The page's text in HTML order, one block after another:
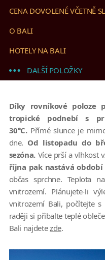
CENA DOVOLENÉ VČETNĚ
O BALI
HOTELY NA BALI
DALŠÍ POLOŽKY
Díky rovníkové poloze
tropické podnebí s
30°C.Přímé slunce je
dne. Od listopadu do
sezóna. Více prší a vlhkost
října pak nastává období
občas sprchne. Teplota
vnitrozemí. Plánujete-li
vnitrozemí Bali, počítejte
raději si přibalte teplé
Bali najdetezde.